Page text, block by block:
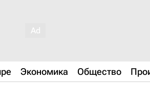
Экономика Общество